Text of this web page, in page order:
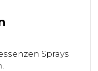
Sprays